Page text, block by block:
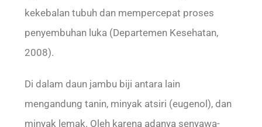
kekebalan tubuh dan mempercepat proses
penyembuhan luka (Departemen Kesehatan,
2008).
Di dalam daun jambu biji antara lain
mengandung tanin, minyak atsiri (eugenol), dan
minyak lemak. Oleh karena adanya senyawa-